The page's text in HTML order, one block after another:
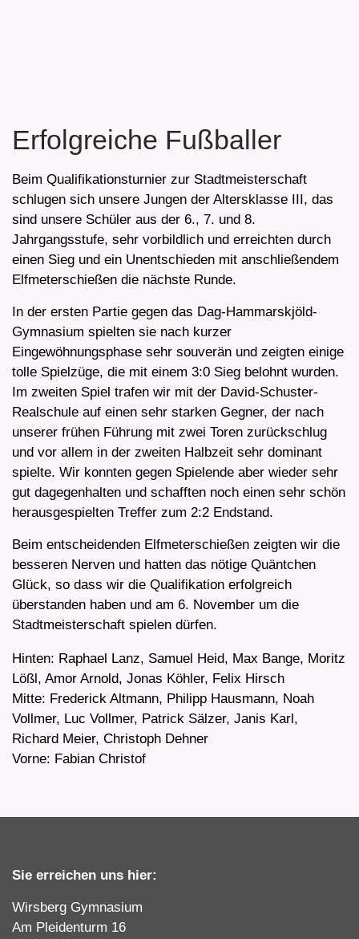
Erfolgreiche Fußballer
Beim Qualifikationsturnier zur Stadtmeisterschaft
schlugen sich unsere Jungen der Altersklasse III, das
sind unsere Schüler aus der 6., 7. und 8.
Jahrgangsstufe, sehr vorbildlich und erreichten durch
einen Sieg und ein Unentschieden mit anschließendem
Elfmeterschießen die nächste Runde.
In der ersten Partie gegen das Dag-Hammarskjöld-
Gymnasium spielten sie nach kurzer
Eingewöhnungsphase sehr souverän und zeigten einige
tolle Spielzüge, die mit einem 3:0 Sieg belohnt wurden.
Im zweiten Spiel trafen wir mit der David-Schuster-
Realschule auf einen sehr starken Gegner, der nach
unserer frühen Führung mit zwei Toren zurückschlug
und vor allem in der zweiten Halbzeit sehr dominant
spielte. Wir konnten gegen Spielende aber wieder sehr
gut dagegenhalten und schafften noch einen sehr schön
herausgespielten Treffer zum 2:2 Endstand.
Beim entscheidenden Elfmeterschießen zeigten wir die
besseren Nerven und hatten das nötige Quäntchen
Glück, so dass wir die Qualifikation erfolgreich
überstanden haben und am 6. November um die
Stadtmeisterschaft spielen dürfen.
Hinten: Raphael Lanz, Samuel Heid, Max Bange, Moritz
Lößl, Amor Arnold, Jonas Köhler, Felix Hirsch
Mitte: Frederick Altmann, Philipp Hausmann, Noah
Vollmer, Luc Vollmer, Patrick Sälzer, Janis Karl,
Richard Meier, Christoph Dehner
Vorne: Fabian Christof
Sie erreichen uns hier:
Wirsberg Gymnasium
Am Pleidenturm 16